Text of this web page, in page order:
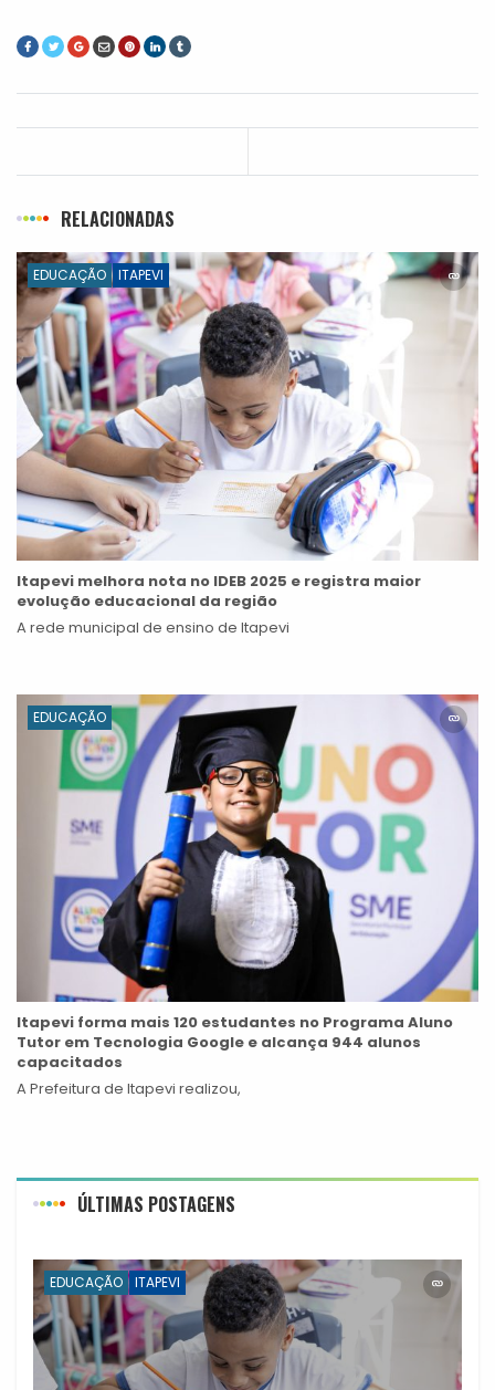
RELACIONADAS
EDUCAÇÃO ITAPEVI
Itapevi melhora nota no IDEB 2025 e registra maior
evolução educacional da região
A rede municipal de ensino de Itapevi
EDUCAÇÃO
Itapevi forma mais 120 estudantes no Programa Aluno
Tutor em Tecnologia Google e alcança 944 alunos
capacitados
A Prefeitura de Itapevi realizou,
ÚLTIMAS POSTAGENS
EDUCAÇÃO ITAPEVI